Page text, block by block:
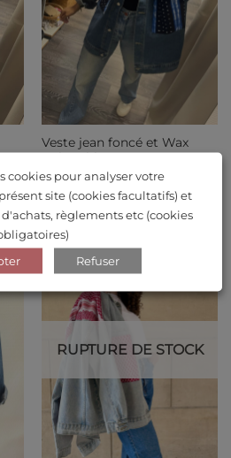
Veste jean foncé et Wax
Galaxy bleu
62.90€
RUPTURE DE STOCK
cookies pour analyser votre
site (cookies facultatifs) et
règlements etc (cookies
Refuser